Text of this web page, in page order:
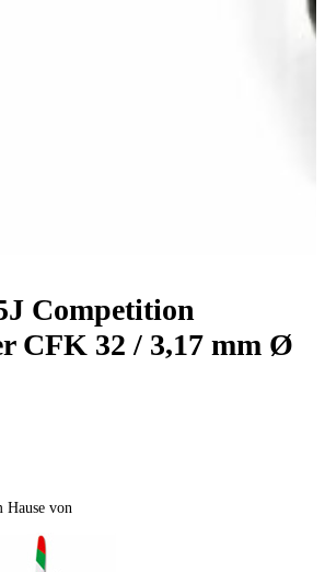
Competition
CFK 32 / 3,17 mm Ø
Hause von